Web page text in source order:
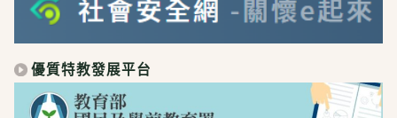
優質特教發展平台